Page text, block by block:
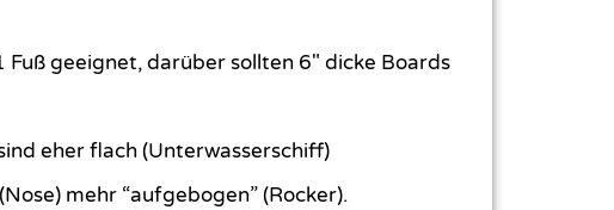
geeignet, darüber sollten 6″ dicke Boards
eher flach (Unterwasserschiff)
mehr “aufgebogen” (Rocker).